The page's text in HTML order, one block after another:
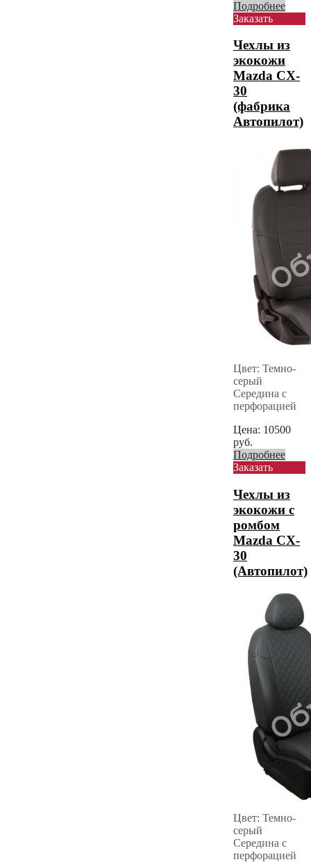
Подробнее
Заказать
Чехлы из
экокожи
Mazda CX-
30
(фабрика
Автопилот)
Цвет: Темно-
серый
Середина с
перфорацией
Цена: 10500
руб.
Подробнее
Заказать
Чехлы из
экокожи с
ромбом
Mazda CX-
30
(Автопилот)
Цвет: Темно-
серый
Середина с
перфорацией